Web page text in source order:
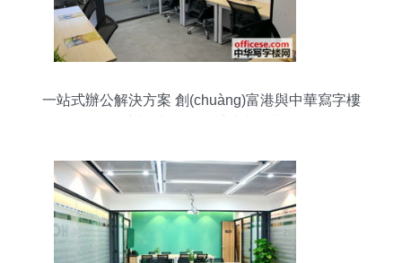
一站式辦公解決方案 創(chuàng)富港與中華寫字樓